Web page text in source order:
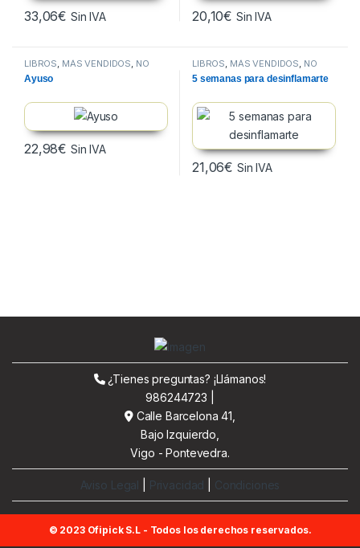
33,06€ Sin IVA 20,10€ Sin IVA
LIBROS, MÁS VENDIDOS, NO
FICCION
Ayuso
22,98€ Sin IVA
LIBROS, MÁS VENDIDOS, NO
FICCION
5 semanas para desinflamarte
21,06€ Sin IVA
¿Tienes preguntas? ¡Llámanos!
986244723 |
Calle Barcelona 41,
Bajo Izquierdo,
Vigo - Pontevedra.
Aviso Legal Privacidad Condiciones
© 2023 Ofipick S.L - Todos los derechos reservados.